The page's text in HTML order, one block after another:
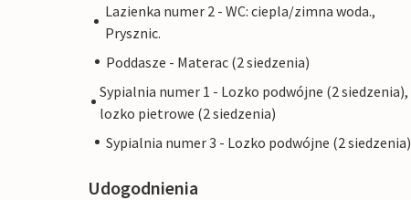
Lazienka numer 2 - WC: ciepla/zimna woda.,
Prysznic.
Poddasze - Materac (2 siedzenia)
Sypialnia numer 1 - Lozko podwójne (2 siedzenia),
lozko pietrowe (2 siedzenia)
Sypialnia numer 3 - Lozko podwójne (2 siedzenia)
Udogodnienia